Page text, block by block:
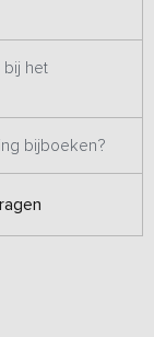
bij het
bijboeken?